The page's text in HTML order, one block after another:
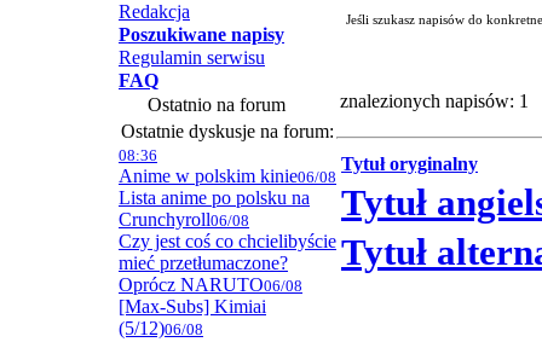
Redakcja
Poszukiwane napisy
Regulamin serwisu
FAQ
Ostatnio na forum
Ostatnie dyskusje na forum:
08:36
Anime w polskim kinie06/08
Lista anime po polsku na
Crunchyroll06/08
Czy jest coś co chcielibyście
mieć przetłumaczone?
Oprócz NARUTO06/08
[Max-Subs] Kimiai
(5/12)06/08
Jeśli szukasz napisów do
znalezionych napisów: 1
Tytuł oryginalny
Tytuł
Tytuł